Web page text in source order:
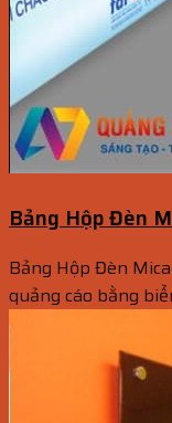
Bảng Hộp Đèn
Bảng Hộp Đèn
quảng cáo bằng